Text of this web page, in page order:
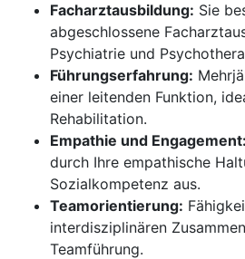
Facharztausbildung: Sie
abgeschlossene
Psychiatrie und
Führungserfahrung:
einer leitenden Funktion,
Rehabilitation.
Empathie und Engagement:
durch Ihre empathische
Sozialkompetenz aus.
Teamorientierung:
interdisziplinären
Teamführung.